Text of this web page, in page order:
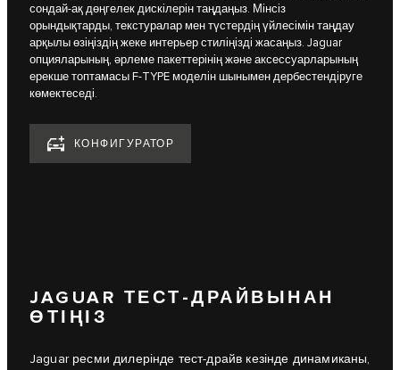
сондай-ақ дөңгелек дискілерін таңдаңыз. Мінсіз
орындықтарды, текстуралар мен түстердің үйлесімін таңдау
арқылы өзіңіздің жеке интерьер стиліңізді жасаңыз. Jaguar
опцияларының, әрлеме пакеттерінің және аксессуарларының
ерекше топтамасы F-TYPE моделін шынымен дербестендіруге
көмектеседі.
КОНФИГУРАТОР
JAGUAR ТЕСТ-ДРАЙВЫНАН
ӨТІҢІЗ
Jaguar ресми дилерінде тест-драйв кезінде динамиканы,